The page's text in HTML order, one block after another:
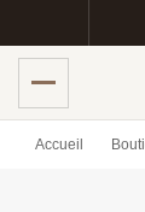
Accueil